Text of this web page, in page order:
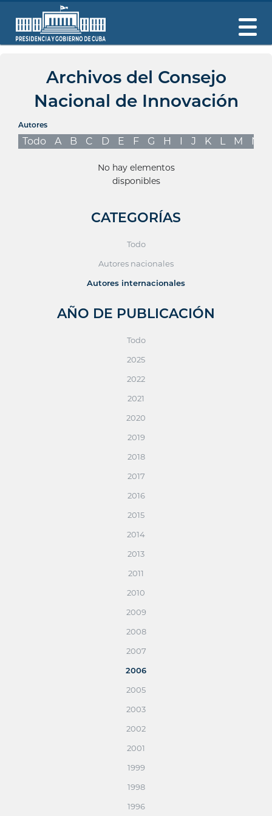
Archivos del Consejo
Nacional de Innovación
Autores
Todo A B C D E F G H I J K L M N
No hay elementos
disponibles
CATEGORÍAS
Todo
Autores nacionales
Autores internacionales
AÑO DE PUBLICACIÓN
Todo
2025
2022
2021
2020
2019
2018
2017
2016
2015
2014
2013
2011
2010
2009
2008
2007
2006
2005
2003
2002
2001
1999
1998
1996